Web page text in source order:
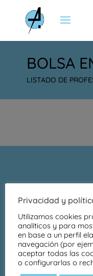
BOLSA
LISTADO DE
USO
Privacidad y
Utilizamos cookies
analíticos y para
en base a un perfil
navegación (por
aceptar todas las
o configurarlas o